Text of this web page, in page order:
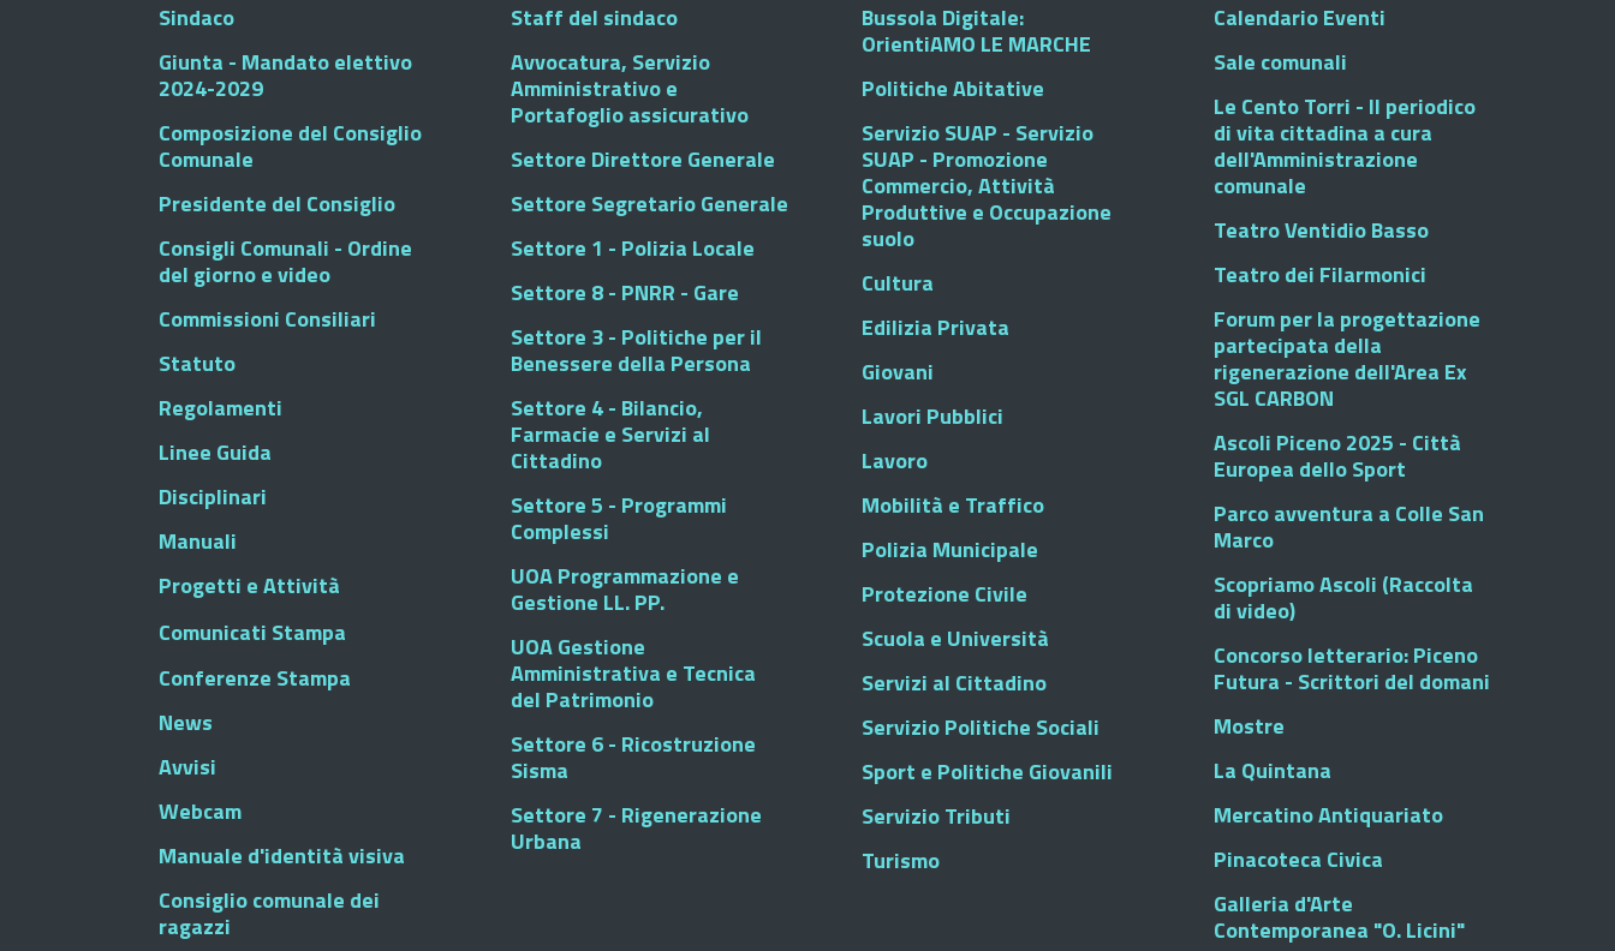
Sindaco
Giunta - Mandato elettivo
2024-2029
Composizione del Consiglio
Comunale
Presidente del Consiglio
Consigli Comunali - Ordine
del giorno e video
Commissioni Consiliari
Statuto
Regolamenti
Linee Guida
Disciplinari
Manuali
Progetti e Attività
Comunicati Stampa
Conferenze Stampa
News
Avvisi
Webcam
Manuale d'identità visiva
Consiglio comunale dei
ragazzi
Staff del sindaco
Avvocatura, Servizio
Amministrativo e
Portafoglio assicurativo
Settore Direttore Generale
Settore Segretario Generale
Settore 1 - Polizia Locale
Settore 8 - PNRR - Gare
Settore 3 - Politiche per il
Benessere della Persona
Settore 4 - Bilancio,
Farmacie e Servizi al
Cittadino
Settore 5 - Programmi
Complessi
UOA Programmazione e
Gestione LL. PP.
UOA Gestione
Amministrativa e Tecnica
del Patrimonio
Settore 6 - Ricostruzione
Sisma
Settore 7 - Rigenerazione
Urbana
Bussola Digitale:
OrientiAMO LE MARCHE
Politiche Abitative
Servizio SUAP - Servizio
SUAP - Promozione
Commercio, Attività
Produttive e Occupazione
suolo
Cultura
Edilizia Privata
Giovani
Lavori Pubblici
Lavoro
Mobilità e Traffico
Polizia Municipale
Protezione Civile
Scuola e Università
Servizi al Cittadino
Servizio Politiche Sociali
Sport e Politiche Giovanili
Servizio Tributi
Turismo
Calendario Eventi
Sale comunali
Le Cento Torri - Il periodico
di vita cittadina a cura
dell'Amministrazione
comunale
Teatro Ventidio Basso
Teatro dei Filarmonici
Forum per la progettazione
partecipata della
rigenerazione dell'Area Ex
SGL CARBON
Ascoli Piceno 2025 - Città
Europea dello Sport
Parco avventura a Colle San
Marco
Scopriamo Ascoli (Raccolta
di video)
Concorso letterario: Piceno
Futura - Scrittori del domani
Mostre
La Quintana
Mercatino Antiquariato
Pinacoteca Civica
Galleria d'Arte
Contemporanea "O. Licini"